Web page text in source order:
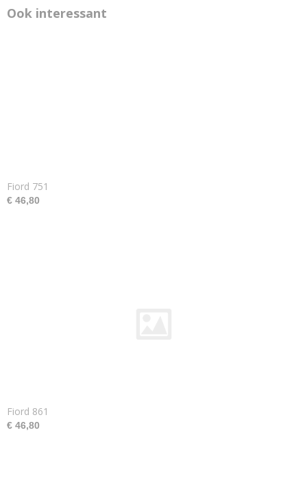
Ook interessant
Fiord 751
€ 46,80
Fiord 861
€ 46,80